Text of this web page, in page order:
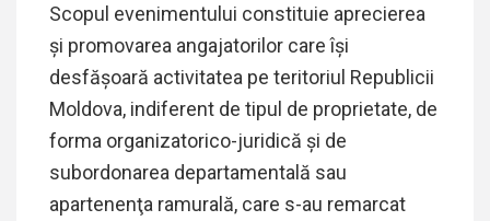
Scopul evenimentului constituie aprecierea
și promovarea angajatorilor care își
desfășoară activitatea pe teritoriul Republicii
Moldova, indiferent de tipul de proprietate, de
forma organizatorico-juridică și de
subordonarea departamentală sau
apartenenţa ramurală, care s-au remarcat